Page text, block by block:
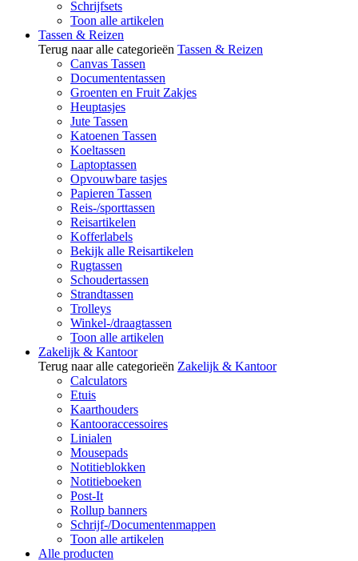
Schrijfsets
Toon alle artikelen
Tassen & Reizen
Terug naar alle categorieën Tassen & Reizen
Canvas Tassen
Documententassen
Groenten en Fruit Zakjes
Heuptasjes
Jute Tassen
Katoenen Tassen
Koeltassen
Laptoptassen
Opvouwbare tasjes
Papieren Tassen
Reis-/sporttassen
Reisartikelen
Kofferlabels
Bekijk alle Reisartikelen
Rugtassen
Schoudertassen
Strandtassen
Trolleys
Winkel-/draagtassen
Toon alle artikelen
Zakelijk & Kantoor
Terug naar alle categorieën Zakelijk & Kantoor
Calculators
Etuis
Kaarthouders
Kantooraccessoires
Linialen
Mousepads
Notitieblokken
Notitieboeken
Post-It
Rollup banners
Schrijf-/Documentenmappen
Toon alle artikelen
Alle producten